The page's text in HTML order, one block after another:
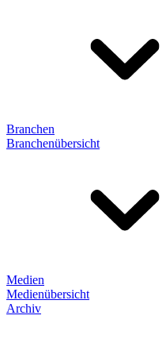
Branchen
Branchenübersicht
Medien
Medienübersicht
Archiv